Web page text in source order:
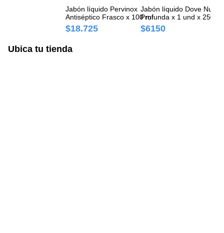
Jabón líquido Pervinox
Antiséptico Frasco x 100 ml
$18.725
Jabón líquido Dove
Profunda x 1 und x 250 ml
$6150
Ubica tu tienda